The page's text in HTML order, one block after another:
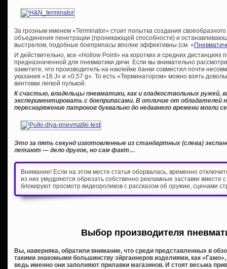
За грозным именем «Terminator» стоит попытка создания
объединения пенетрации (проникающей способности) и
выстрелом, подобные боеприпасы вполне эффективны (см. «
И действительно, все «Hollow Point» на коротких и средних дистанциях
предназначенной для пневматики дичи. Если вы внимательно
заметите, что производитель на наклейке банки совместил почти
указания «16 J» и «0,57 g». То есть «Терминатором» можно взять
винтовки легкой пулькой.
К счастью, владельцы пневматики, как и гладкоствольных ружей,
экспериментировать с боеприпасами. В отличие от обладателей
переснаряжение патронов буквально до недавнего времени могли
Это за пять секунд изготовленные из стандартных (слева)
летают — дело другое, но сам факт…
Внимание! Если на этом месте статья оборвалась, временно
из них умудряются обрезать собственно рекламные заставки вместе
блокируют просмотр видеороликов с рассказом об оружии, сценами
Выбор производителя
Вы, наверняка, обратили внимание, что среди представленных в
такими знакомыми большинству эйрганнеров изделиями, как
ведь именно они заполняют прилавки магазинов. И стоят весьма